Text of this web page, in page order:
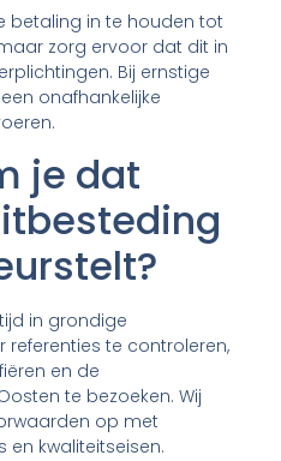
betaling in te houden tot
zorg ervoor dat dit in
Bij ernstige
onafhankelijke
je dat
in grondige
te controleren,
en de
te bezoeken. Wij
op met
kwaliteitseisen.